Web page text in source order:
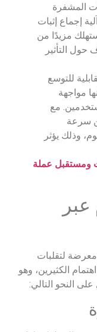
المشفرة
إجماع إثبات
مزيدًا من
حول التأثير
للتوسع
مواجهة
مع
سرعة
وذلك يؤثر
ومستقبل عملة
لتقلبات
الكثيرين، وهو
النحو التالي: